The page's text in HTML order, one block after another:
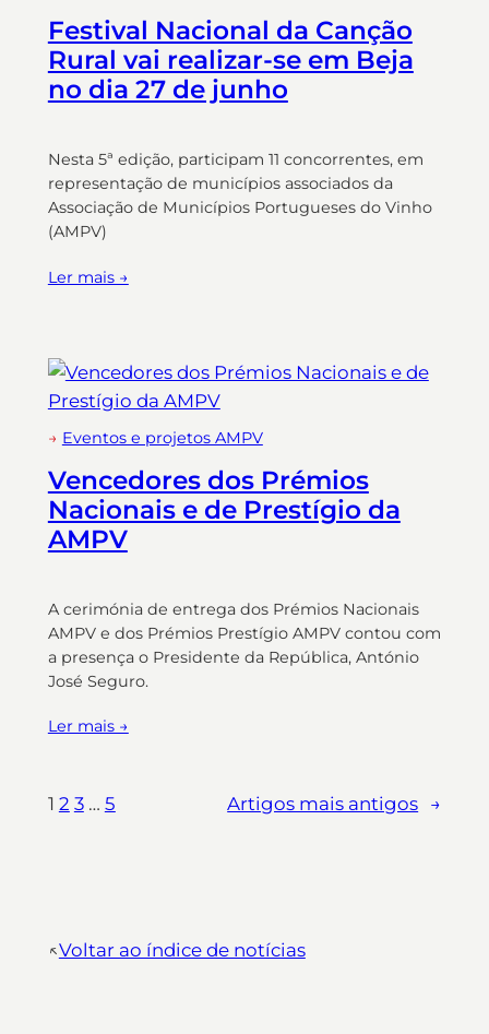
Festival Nacional da Canção
Rural vai realizar-se em Beja
no dia 27 de junho
Nesta 5ª edição, participam 11 concorrentes, em
representação de municípios associados da
Associação de Municípios Portugueses do Vinho
(AMPV)
Ler mais →
→ Eventos e projetos AMPV
Vencedores dos Prémios
Nacionais e de Prestígio da
AMPV
A cerimónia de entrega dos Prémios Nacionais
AMPV e dos Prémios Prestígio AMPV contou com
a presença o Presidente da República, António
José Seguro.
Ler mais →
1 2 3 … 5 Artigos mais antigos →
↖︎Voltar ao índice de notícias